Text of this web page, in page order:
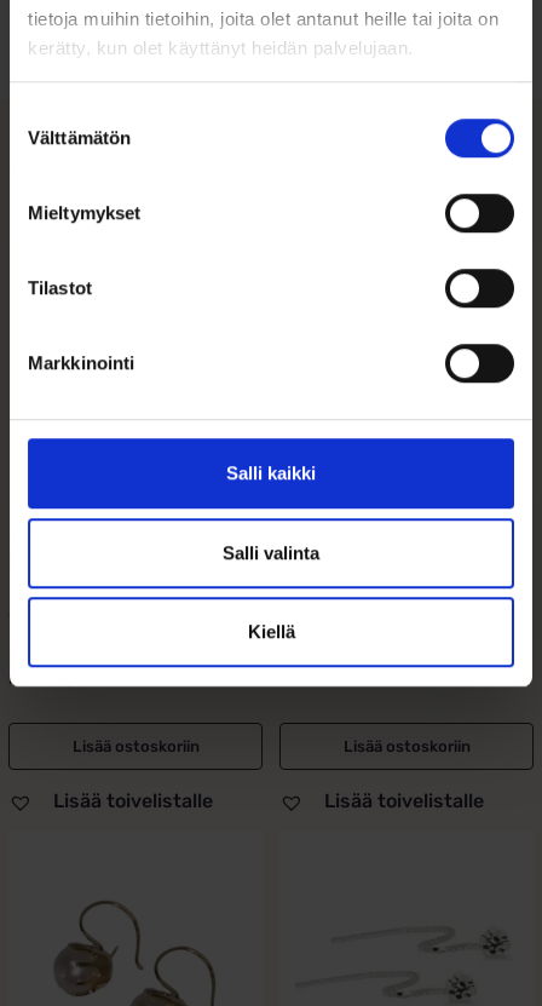
tietoja muihin tietoihin, joita olet antanut heille tai joita on
kerätty, kun olet käyttänyt heidän palvelujaan.
valinta
Välttämätön
Mieltymykset
Tilastot
Markkinointi
Salli kaikki
Salli valinta
Kiellä
Tutustu ohjeisiin
Helmikorvakorut
Kotimaiset helmikorvakorut 14k
kullasta ja valkoisilla...
Lisää ostoskoriin
Lisää toivelistalle
Korvakorut Helmi
Suomessa valmistetut 14k kultaiset
Lisää ostoskoriin
Lisää toivelistalle